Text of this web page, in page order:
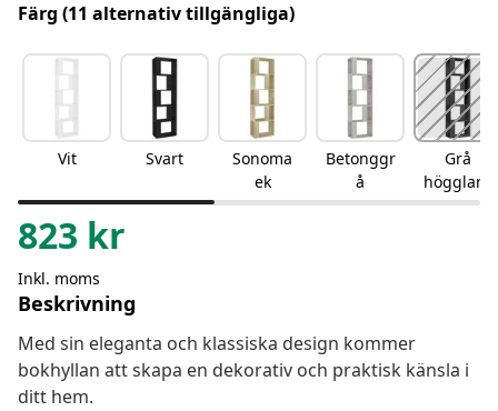
Färg (11 alternativ tillgängliga)
Vit Svart
Sonoma
ek
Betonggr
å
Grå
högglans
823 kr
Inkl. moms
Beskrivning
Med sin eleganta och klassiska design kommer
bokhyllan att skapa en dekorativ och praktisk känsla i
ditt hem.